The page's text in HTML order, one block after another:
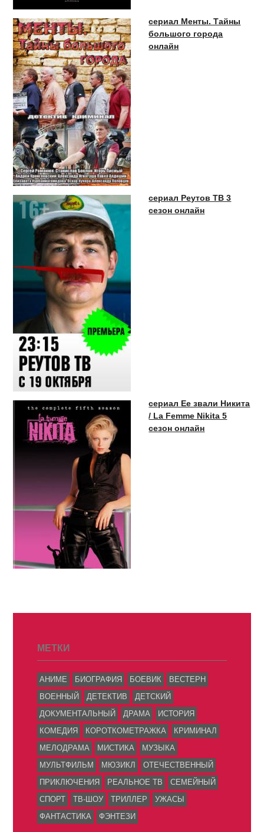
сериал Менты. Тайны
большого города
онлайн
сериал Реутов ТВ 3
сезон онлайн
сериал Ее звали Никита
/ La Femme Nikita 5
сезон онлайн
МЕТКИ
АНИМЕ БИОГРАФИЯ БОЕВИК
ВЕСТЕРН
ВОЕННЫЙ
ДЕТЕКТИВ
ДЕТСКИЙ
ДОКУМЕНТАЛЬНЫЙ
ДРАМА
ИСТОРИЯ
КОМЕДИЯ
КОРОТКОМЕТРАЖКА
КРИМИНАЛ
МЕЛОДРАМА
МИСТИКА
МУЗЫКА
МУЛЬТФИЛЬМ
МЮЗИКЛ
ОТЕЧЕСТВЕННЫЙ
ПРИКЛЮЧЕНИЯ
РЕАЛЬНОЕ ТВ
СЕМЕЙНЫЙ
СПОРТ
ТВ-ШОУ ТРИЛЛЕР
УЖАСЫ
ФАНТАСТИКА
ФЭНТЕЗИ